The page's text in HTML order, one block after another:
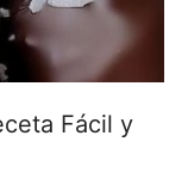
Fácil y